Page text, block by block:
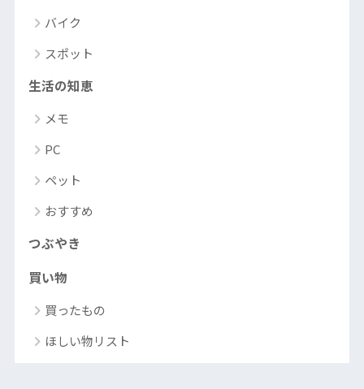
バイク
スポット
生活の知恵
メモ
PC
ペット
おすすめ
つぶやき
買い物
買ったもの
ほしい物リスト